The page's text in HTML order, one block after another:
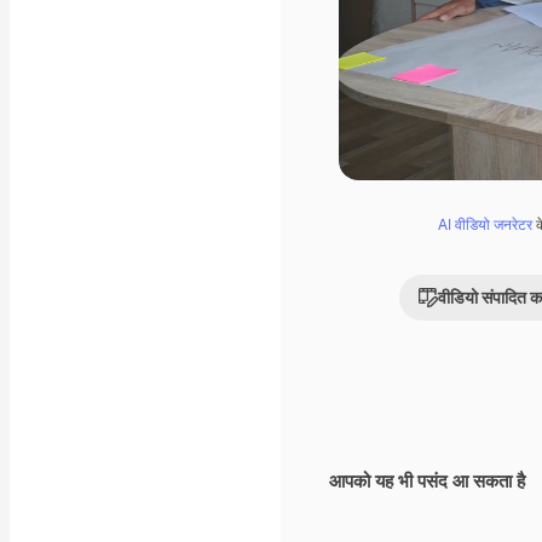
AI वीडियो जनरेटर
वीडियो संपादित
आपको यह भी पसंद आ सकता है